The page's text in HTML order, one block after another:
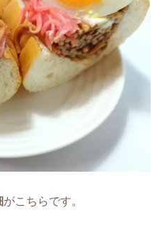
がこちらです。